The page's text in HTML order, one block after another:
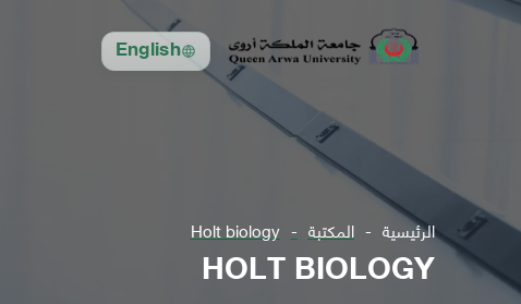
English
الرئيسية المكتبة Holt biology
HOLT BIOLOGY